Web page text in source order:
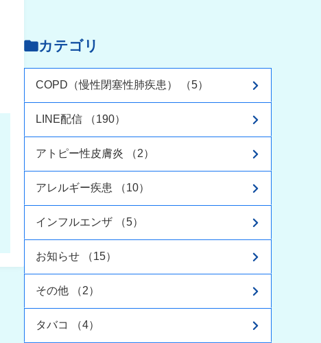
カテゴリ
COPD（慢性閉塞性肺疾患） （5）
LINE配信 （190）
アトピー性皮膚炎 （2）
アレルギー疾患 （10）
インフルエンザ （5）
お知らせ （15）
その他 （2）
タバコ （4）